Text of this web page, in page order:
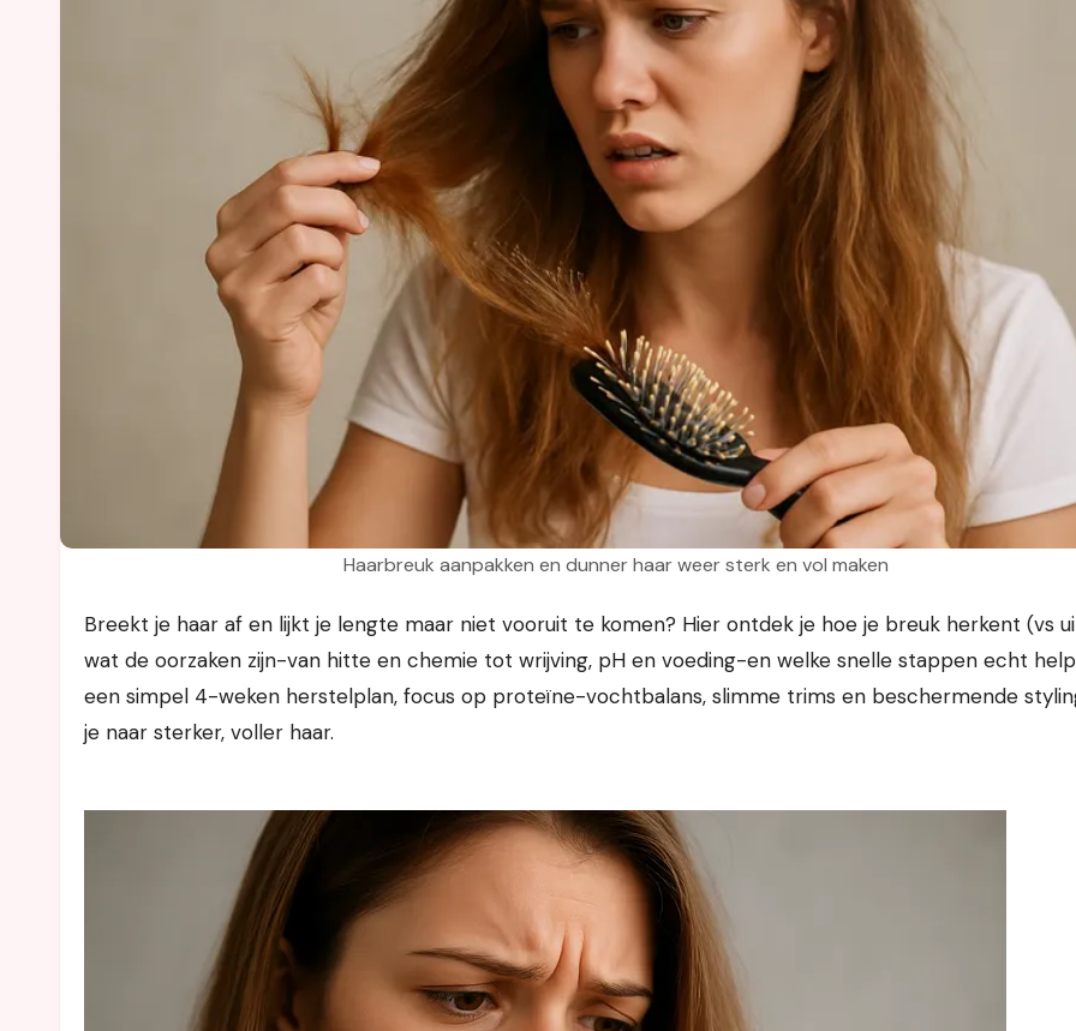
Haarbreuk aanpakken en dunner haar weer sterk en vol maken
Breekt je haar af en lijkt je lengte maar niet vooruit te komen? Hier ontdek je hoe je breuk herkent (vs uitval),
wat de oorzaken zijn-van hitte en chemie tot wrijving, pH en voeding-en welke snelle stappen echt
een simpel 4-weken herstelplan, focus op proteïne-vochtbalans, slimme trims en beschermende
je naar sterker, voller haar.